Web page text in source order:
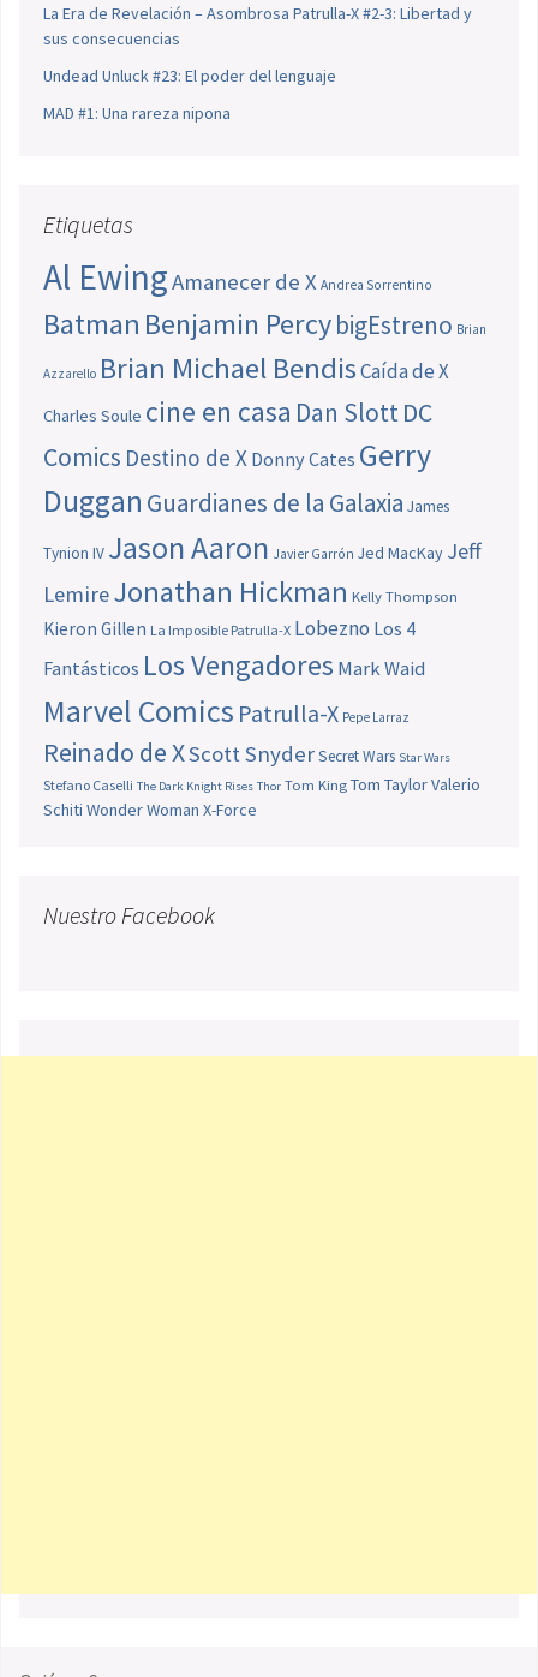
La Era de Revelación – Asombrosa Patrulla-X #2-3: Libertad y
sus consecuencias
Undead Unluck #23: El poder del lenguaje
MAD #1: Una rareza nipona
Etiquetas
Al EwingAmanecer de X Andrea Sorrentino
Batman Benjamin PercybigEstreno Brian
Azzarello Brian Michael BendisCaída de X
Charles Soule cine en casa Dan SlottDC
Comics Destino de X Donny Cates Gerry
Duggan Guardianes de la Galaxia James
Tynion IV Jason Aaron Javier Garrón Jed MacKay Jeff
LemireJonathan Hickman Kelly Thompson
Kieron Gillen La Imposible Patrulla-X Lobezno Los 4
Fantásticos Los Vengadores Mark Waid
Marvel Comics Patrulla-X Pepe Larraz
Reinado de XScott SnyderSecret Wars Star Wars
Stefano Caselli The Dark Knight Rises Thor Tom King Tom TaylorValerio
Schiti Wonder Woman X-Force
Nuestro Facebook